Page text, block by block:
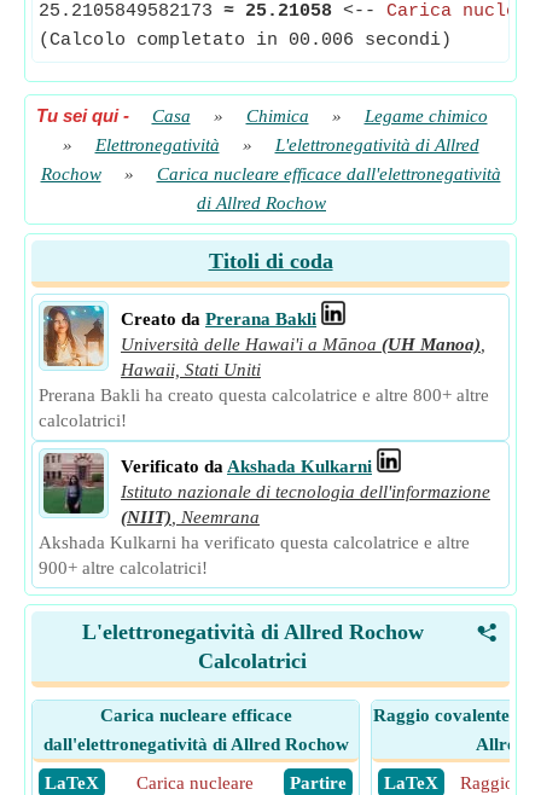
25.2105849582173 ≈ 25.21058 <-- Carica
(Calcolo completato in 00.006 secondi)
Tu sei qui- Casa » Chimica »
Legame chimico
»
Elettronegatività »
L'elettronegatività di Allred
Rochow
»
Carica nucleare efficace dall'elettronegatività
di Allred Rochow
Titoli di coda
Creato da Prerana Bakli
Università delle Hawai'i a Mānoa (UH Manoa)
Hawaii, Stati Uniti
Prerana Bakli ha creato questa calcolatrice e altre 800+ altre
calcolatrici!
Verificato da Akshada Kulkarni
Istituto nazionale di tecnologia dell'informazione
(NIIT)
Neemrana
Akshada Kulkarni ha verificato questa calcolatrice e altre
900+ altre calcolatrici!
<
L'elettronegatività di Allred Rochow
Calcolatrici
Carica nucleare efficace
dall'elettronegatività di Allred Rochow
​ LaTeX
​ Partire
Carica nucleare
Raggio covalente
Allred
​ LaTeX
Raggio